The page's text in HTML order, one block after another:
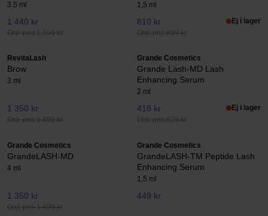
3.5 ml
1 440 kr
Ord. pris 1 599 kr
1,5 ml
810 kr
Ord. pris 899 kr
Ej i lager
RevitaLash
Brow
3 ml
1 350 kr
Ord. pris 1 499 kr
Grande Cosmetics
Grande Lash-MD Lash
Enhancing Serum
2 ml
418 kr
Ord. pris 829 kr
Ej i lager
Grande Cosmetics
GrandeLASH-MD
4 ml
1 350 kr
Ord. pris 1 499 kr
Grande Cosmetics
GrandeLASH-TM Peptide Lash
Enhancing Serum
1,5 ml
449 kr